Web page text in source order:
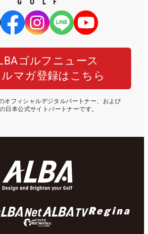
ゴルフニュース
ルマガ登録はこちら
オフィシャルデジタルパートナー、および
日本公式サイトパートナーです。